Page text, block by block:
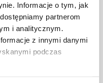
Informacje o tym, jak
partnerom
i analitycznym.
z innymi danymi
podczas
SWOJE
stanowisko w każdej
w pełni odpowiedzialna
mu osób oraz